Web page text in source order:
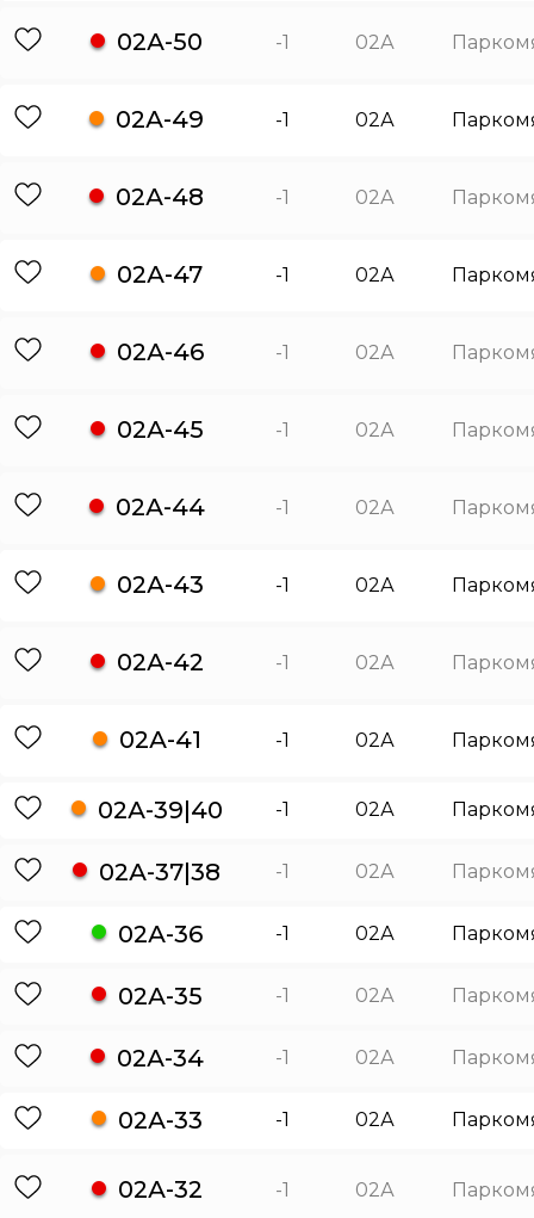
02А-50 -1 02А
02А-49 -1 02А
02А-48 -1 02А
02А-47 -1 02А
02А-46 -1 02А
02А-45 -1 02А
02А-44 -1 02А
02А-43 -1 02А
02А-42 -1 02А
02А-41 -1 02А
02А-39|40 -1 02А
02А-37|38 -1 02А
02А-36 -1 02А
02А-35 -1 02А
02А-34 -1 02А
02А-33 -1 02А
02А-32 -1 02А